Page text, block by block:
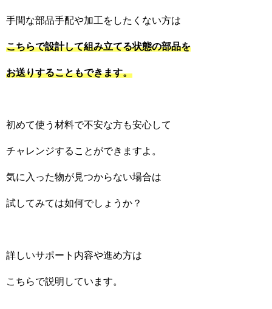
手間な部品手配や加工をしたくない方は
こちらで設計して組み立てる状態の部品を
お送りすることもできます。
初めて使う材料で不安な方も安心して
チャレンジすることができますよ。
気に入った物が見つからない場合は
試してみては如何でしょうか？
詳しいサポート内容や進め方は
こちらで説明しています。